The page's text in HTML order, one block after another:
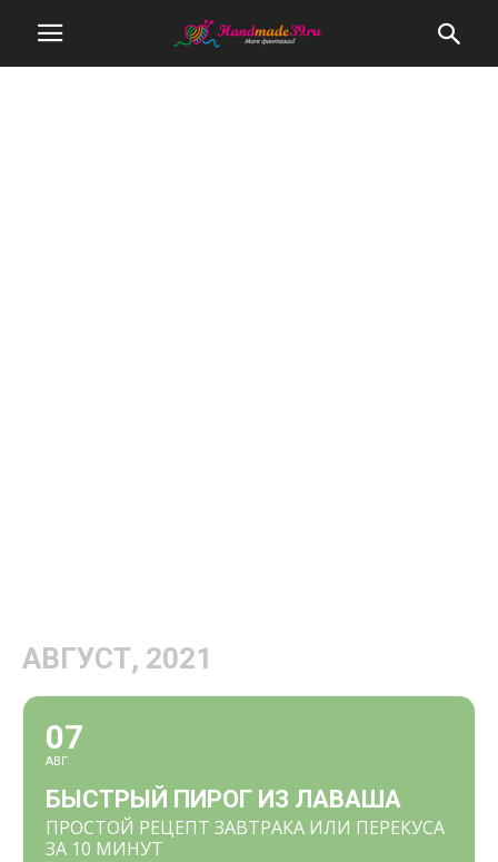
АВГУСТ, 2021
07
АВГ
БЫСТРЫЙ ПИРОГ ИЗ ЛАВАША
ПРОСТОЙ РЕЦЕПТ ЗАВТРАКА ИЛИ ПЕРЕКУСА
ЗА 10 МИНУТ